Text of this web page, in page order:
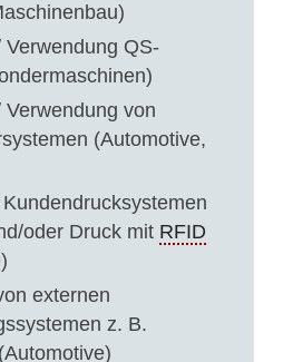
Verwendung QS-
von
(Automotive,
oder Druck mit RFID
externen
z. B.